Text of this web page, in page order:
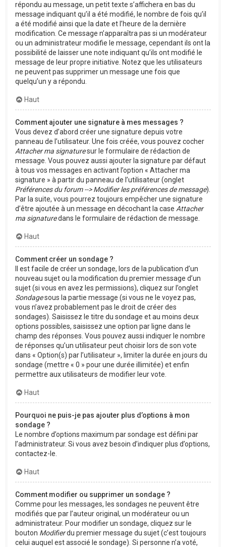
répondu au message, un petit texte s’affichera en bas du
message indiquant qu’il a été modifié, le nombre de fois qu’il
a été modifié ainsi que la date et l’heure de la dernière
modification. Ce message n’apparaîtra pas si un modérateur
ou un administrateur modifie le message, cependant ils ont la
possibilité de laisser une note indiquant qu’ils ont modifié le
message de leur propre initiative. Notez que les utilisateurs
ne peuvent pas supprimer un message une fois que
quelqu’un y a répondu.
Haut
Comment ajouter une signature à mes messages ?
Vous devez d’abord créer une signature depuis votre
panneau de l’utilisateur. Une fois créée, vous pouvez cocher
Attacher ma signaturesur le formulaire de rédaction de
message. Vous pouvez aussi ajouter la signature par défaut
à tous vos messages en activant l’option « Attacher ma
signature » à partir du panneau de l’utilisateur (onglet
Préférences du forum --> Modifier les préférences de message).
Par la suite, vous pourrez toujours empêcher une signature
d’être ajoutée à un message en décochant la case Attacher
ma signaturedans le formulaire de rédaction de message.
Haut
Comment créer un sondage ?
Il est facile de créer un sondage, lors de la publication d’un
nouveau sujet ou la modification du premier message d’un
sujet (si vous en avez les permissions), cliquez sur l’onglet
Sondagesous la partie message (si vous ne le voyez pas,
vous n’avez probablement pas le droit de créer des
sondages). Saisissez le titre du sondage et au moins deux
options possibles, saisissez une option par ligne dans le
champ des réponses. Vous pouvez aussi indiquer le nombre
de réponses qu’un utilisateur peut choisir lors de son vote
dans « Option(s) par l’utilisateur », limiter la durée en jours du
sondage (mettre « 0 » pour une durée illimitée) et enfin
permettre aux utilisateurs de modifier leur vote.
Haut
Pourquoi ne puis-je pas ajouter plus d’options à mon
sondage ?
Le nombre d’options maximum par sondage est défini par
l’administrateur. Si vous avez besoin d’indiquer plus d’options,
contactez-le.
Haut
Comment modifier ou supprimer un sondage ?
Comme pour les messages, les sondages ne peuvent être
modifiés que par l’auteur original, un modérateur ou un
administrateur. Pour modifier un sondage, cliquez sur le
bouton Modifierdu premier message du sujet (c’est toujours
celui auquel est associé le sondage). Si personne n’a voté,